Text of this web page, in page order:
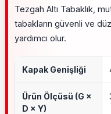
Tezgah Altı Tabaklık,
tabakların güvenli ve
yardımcı olur.
Kapak Genişliği
Ürün Ölçüsü (G ×
D × Y)